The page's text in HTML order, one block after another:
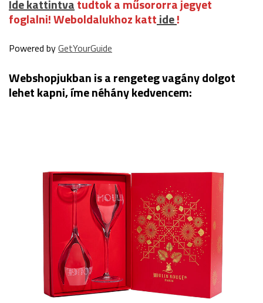
Ide kattintvatudtok a műsororra jegyet
foglalni! Weboldalukhoz kattide!
Powered byGetYourGuide
Webshopjukban is a rengeteg vagány dolgot
lehet kapni, íme néhány kedvencem: